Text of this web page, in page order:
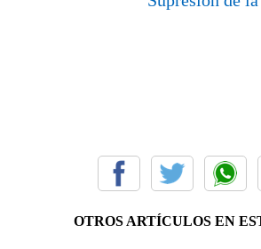
OTROS ARTÍCULOS EN